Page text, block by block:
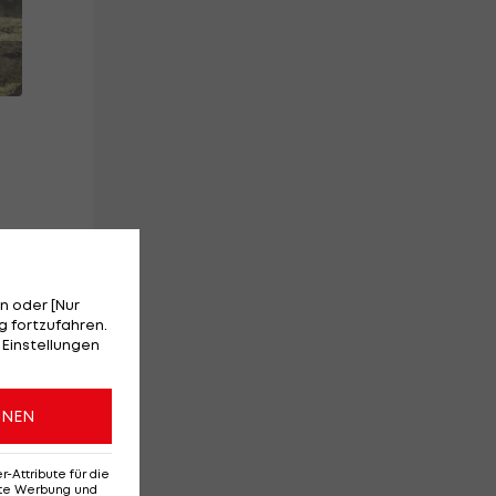
oder [Nur
fortzufahren.
Attribute für die
Werbung und